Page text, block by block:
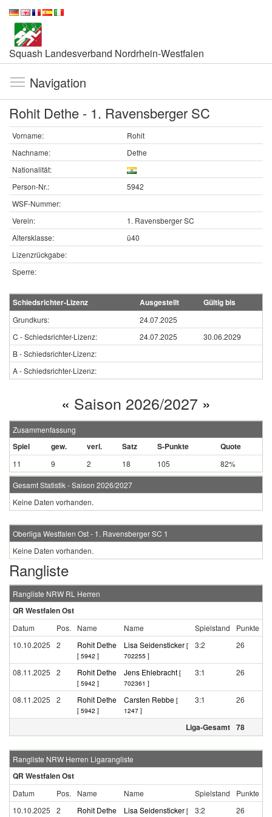
Squash Landesverband Nordrhein-Westfalen
Navigation
Rohit Dethe - 1. Ravensberger SC
Vorname:
Rohit
Nachname:
Dethe
Nationalität:
Person-Nr.:
5942
WSF-Nummer:
Verein:
1. Ravensberger SC
Altersklasse:
ü40
Lizenzrückgabe:
Sperre:
Schiedsrichter-Lizenz Ausgestellt Gültig bis
Grundkurs:
24.07.2025
C - Schiedsrichter-Lizenz:
24.07.2025
30.06.2029
B - Schiedsrichter-Lizenz:
A - Schiedsrichter-Lizenz:
« Saison 2026/2027 »
Zusammenfassung
Spiel gew. verl. Satz S-Punkte Quote
11 9 2 18 105 82%
Gesamt Statistik - Saison 2026/2027
Keine Daten vorhanden.
Oberliga Westfalen Ost - 1. Ravensberger SC 1
Keine Daten vorhanden.
Rangliste
Rangliste NRW RL Herren
QR Westfalen Ost
Datum Pos. Name Name Spielstand
Punkte
10.10.2025
2 Rohit Dethe
[ 5942 ]
Lisa Seidensticker [
702255 ]
3:2 26
08.11.2025 2 Rohit Dethe
[ 5942 ]
Jens Ehlebracht [
702361 ]
3:1 26
08.11.2025 2 Rohit Dethe
[ 5942 ]
Carsten Rebbe [
1247 ]
3:1 26
Liga-Gesamt 78
Rangliste NRW Herren Ligarangliste
QR Westfalen Ost
Datum Pos. Name Name Spielstand
Punkte
10.10.2025
2 Rohit Dethe Lisa Seidensticker [
3:2 26